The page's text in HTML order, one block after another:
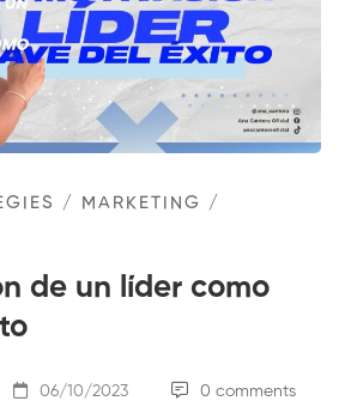
/ MARKETING /
de un líder como
06/10/2023 0 comments